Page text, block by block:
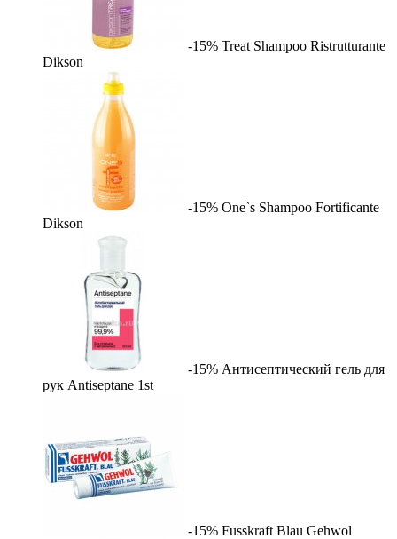
-15% Treat Shampoo Ristrutturante
Dikson
-15% One`s Shampoo Fortificante
Dikson
-15% Антисептический гель для
рук Antiseptane 1st
-15% Fusskraft Blau Gehwol